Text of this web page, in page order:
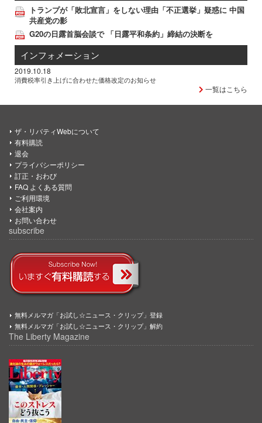
トランプが「敗北宣言」をしない理由「不正選挙」疑惑に 中国
共産党の影
G20の日露首脳会談で 「日露平和条約」締結の決断を
インフォメーション
2019.10.18
消費税率引き上げに合わせた価格改定のお知らせ
一覧はこちら
ザ・リバティWebについて
有料購読
退会
プライバシーポリシー
訂正・おわび
FAQ よくある質問
ご利用環境
会社案内
お問い合わせ
subscribe
無料メルマガ「お試し☆ニュース・クリップ」登録
無料メルマガ「お試し☆ニュース・クリップ」解約
The Liberty Magazine